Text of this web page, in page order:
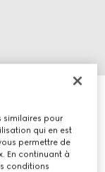
homme
similaires pour
qui en est
permettre de
En continuant à
conditions